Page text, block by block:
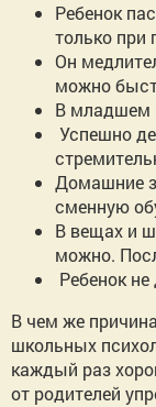
Ребенок
только при
Он
можно
В младшем
Успешно
Домашние
сменную
В вещах и
можно.
Ребенок
В чем же
школьных
каждый раз
от родителей